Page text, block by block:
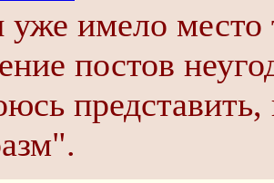
уже имело место
постов